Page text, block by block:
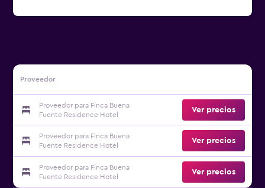
Proveedor
Proveedor para Finca Buena
Fuente Residence Hotel
Ver precios
Proveedor para Finca Buena
Fuente Residence Hotel
Ver precios
Proveedor para Finca Buena
Fuente Residence Hotel
Ver precios